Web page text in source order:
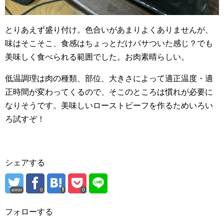
とりあえず盛り付け。色合いがあまりよくありませんが、
味はそこそこ、食感はちょっとだけパサついた感じ？でも
美味しく食べられる範囲でした。お肉素晴らしい。
低温調理は肉の種類、部位、大きさによって適正温度・適
正時間が変わってくるので、そこのところは慣れが必要に
なりそうです。美味しいローストビーフを作るためいろい
ろ試すぞ！
シェアする
error 0 0
フォローする